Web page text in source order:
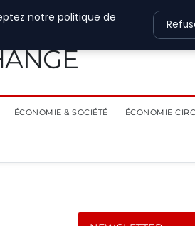
ÉCONOMIE & SOCIÉTÉ ÉCONOMIE
notre politique de